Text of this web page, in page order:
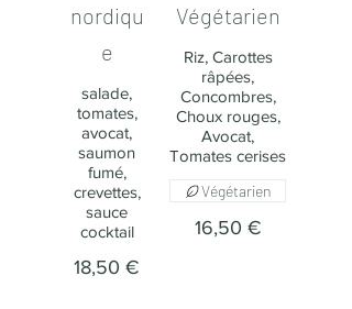
nordiqu
e
salade,
tomates,
avocat,
saumon
fumé,
crevettes,
sauce
cocktail
18,50 €
Végétarien
Riz, Carottes
râpées,
Concombres,
Choux rouges,
Avocat,
Tomates cerises
16,50 €
Végétarien